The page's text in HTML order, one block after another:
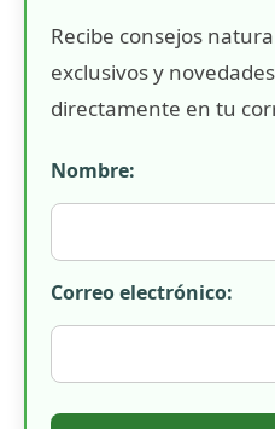
Recibe consejos
exclusivos y
directamente en tu
Nombre:
Correo electrónico: